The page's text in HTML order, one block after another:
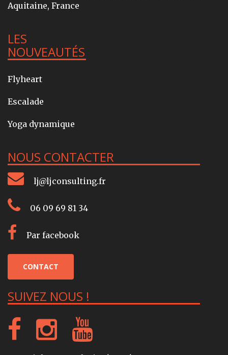
Aquitaine, France
LES
NOUVEAUTÉS
Flyheart
Escalade
Yoga dynamique
NOUS CONTACTER
lj@ljconsulting.fr
06 09 69 81 34
Par facebook
CONTACT
SUIVEZ NOUS !